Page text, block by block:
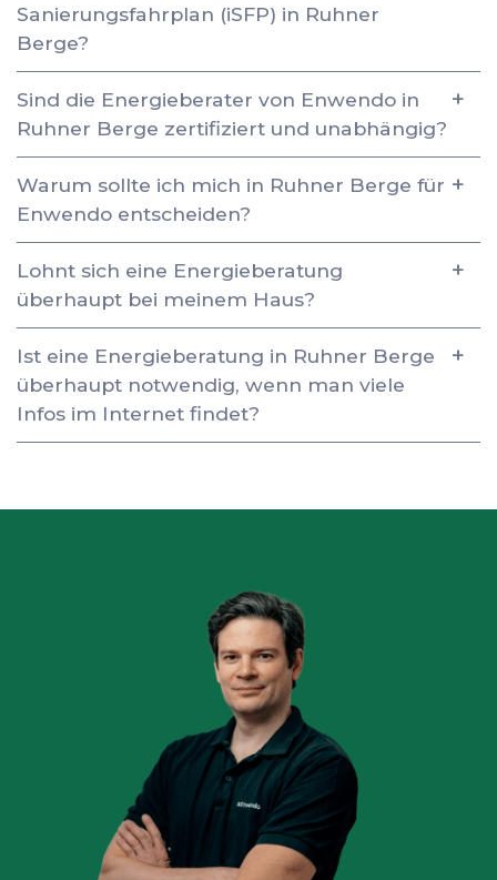
Sanierungsfahrplan (iSFP) in Ruhner
Berge?
Sind die Energieberater von Enwendo in
Ruhner Berge zertifiziert und unabhängig?
Warum sollte ich mich in Ruhner Berge für
Enwendo entscheiden?
Lohnt sich eine Energieberatung
überhaupt bei meinem Haus?
Ist eine Energieberatung in Ruhner Berge
überhaupt notwendig, wenn man viele
Infos im Internet findet?